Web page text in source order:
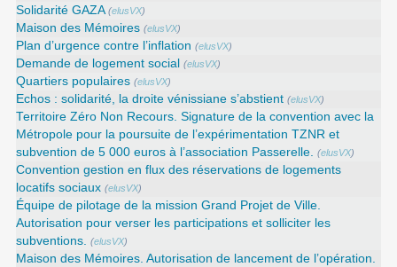
Solidarité GAZA (elusVX)
Maison des Mémoires (elusVX)
Plan d’urgence contre l’inflation (elusVX)
Demande de logement social (elusVX)
Quartiers populaires (elusVX)
Echos : solidarité, la droite vénissiane s’abstient (elusVX)
Territoire Zéro Non Recours. Signature de la convention avec la
Métropole pour la poursuite de l’expérimentation TZNR et
subvention de 5 000 euros à l’association Passerelle. (elusVX)
Convention gestion en flux des réservations de logements
locatifs sociaux (elusVX)
Équipe de pilotage de la mission Grand Projet de Ville.
Autorisation pour verser les participations et solliciter les
subventions. (elusVX)
Maison des Mémoires. Autorisation de lancement de l’opération.